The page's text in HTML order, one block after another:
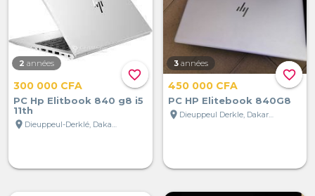
favorite_border
2 années
300 000 CFA
PC Hp Elitbook 840 g8 i5
11th
location_on
favorite_border
3 années
450 000 CFA
PC HP Elitebook 840G8
location_on
Dieuppeul Derkle, Dakar, Sénégal